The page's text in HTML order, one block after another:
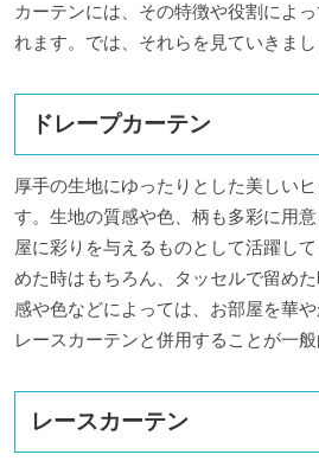
カーテンには、その特徴や役割によ
れます。では、それらを見ていきまし
ドレープカーテン
厚手の生地にゆったりとした美しい
す。生地の質感や色、柄も多彩に用
屋に彩りを与えるものとして活躍し
めた時はもちろん、タッセルで留め
感や色などによっては、お部屋を華や
レースカーテンと併用することが一般
レースカーテン